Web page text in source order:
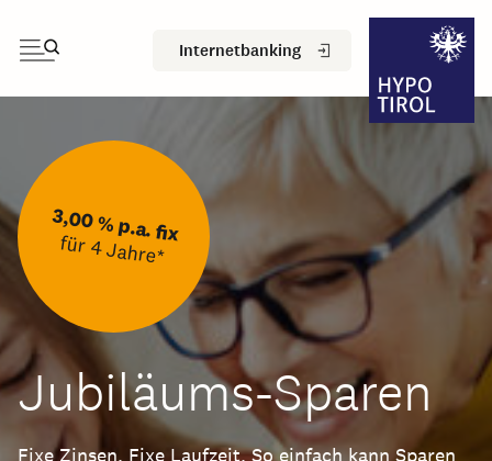
Internetbanking
3,00 % p.a. fix
für 4 Jahre*
Jubiläums-Sparen
Fixe Zinsen. Fixe Laufzeit. So einfach kann Sparen
3,125 %
p.a.
Fixzins
für 10 Jahre*